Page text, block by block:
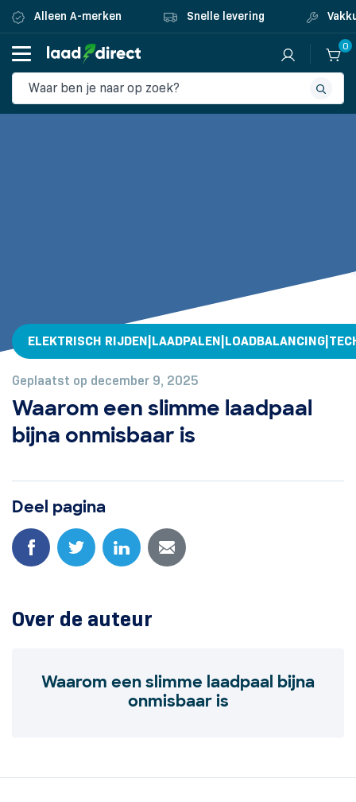
Alleen A-merken Snelle levering
0
ELEKTRISCH
Geplaatst op december 9, 2025
Waarom een slimme laadpaal
bijna onmisbaar is
Deel pagina
Over de auteur
Waarom een slimme laadpaal bijna
onmisbaar is